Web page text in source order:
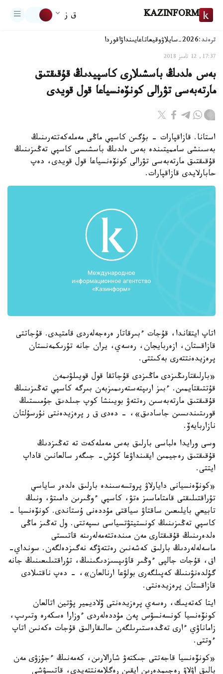
KAZINFORM ق ز
ترەند:2026-سايلاۋ وقيعاتاعايىنداۋاقوردا
17:37, 12 تامىز 2018
بەس ەلدىڭ باسشىلارى كاسپيدىڭ قۇقىقتىق
مارتەبەسى تۋرالى كونۆەنسياعا قول قويدى
استانا. قازاقپارات - بۇگىن كاسپي ماڭى مەملەكەتتەرىنىڭ
بەسىنشى سامميتىندە بەس ەلدىڭ باسشىسى كاسپي تەڭىزىنىڭ
قۇقىقتىق مارتەبەسى تۋرالى كونۆەنسياعا قول قويدى، دەپ
حابارلايدى قازاقپارات.
اتاپ ايتقاندا، قۇجات ءبىرقاتار ەرەجەلەردى قامتيدى. قۇجاتتى
قازاقستان، ازەربايجان، رەسەي، يران جانە تۇرىكمەنستان
پرەزيدەنتتەرى بەكىتتى.
«بارلىقتارىڭىزدى ماڭىزدى قۇجاتقا قول قويىلۋىمەن
قۇتتىقتايمىن. ءبىز ارىپتەستەرىمىزبەن بىرگە كاسپي تەڭىزىنىڭ
قۇقىقتىق مارتەبەسىن رەتتەۋ بويىنشا كوپ جىلدىق جۇمىستىڭ
قورىتىندىسىن جاسادىق»، - دەدى ق ر پرەزيدەنتى نۇرسۇلتان
نازاربايەۆ.
وسى ورايدا ەلباسى بارلىق بەس مەملەكەت تە تەڭىزدىڭ
قۇقىقتىق رەجيمىن ايقىنداۋعا كۇش- جىگەر سالعانىن قاداپ
ايتتى.
«كونۆەنسيانى دايارلاۋ پروتسەسىندە بارلىق ەلدەر ساياسي
تۇراقتىلىقتى قامتاماسىز ەتۋ، كاسپي ءوڭىرىن دامىتۋ، ونىڭ
تابيعي بايلىعىن ساقتاۋ سياقتى مۇددەنى ۇستاندى. كونۆەنسيا -
كاسپي تەڭىزىنىڭ كونستيتۋتسياسى ىسپەتتى. ول تەڭىز ماڭى
ەلدەرىنىڭ قۇقىقتارى مەن مىندەتتەمەلەرىنە قاتىستى
ماسەلەلەردىڭ بارلىق كەشەنىن رەتتەۋگە نەگىزدەلگەن. سونداي-
اق، قۇجات جالپى ءوڭىر قاۋىپسىزدىگىنىڭ، تۇراقتىلىعىنىڭ جانە
گۇلدەنۋىنىڭ كەپىلگەرى بولۋعا ارنالعان»، - دەپ ناقتىلادى
قازاقستان پرەزيدەنتى.
ايتا كەتەيىك، رەسەي پرەزيدەنتى ۆلاديمير پۋتين اتالعان
كونۆەنسيا كونسەنسۋس پەن مۇددەلەردى ءوزارا ەسكەرە وتىرىپ،
زاماناۋي ءارى تەڭدەستىرىلگەن حالىقارالىق قۇجات ەكەنىن اتاپ
ءوتتى.
«كونۆەنسيا قاجەتتى جىكتەۋ شارالارىن، كەمەنىڭ ءجۇزۋى مەن